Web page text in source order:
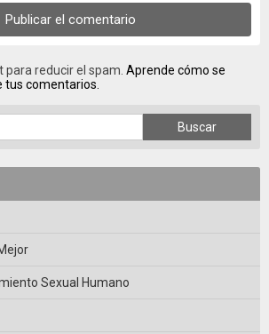
para reducir el spam. Aprende cómo se
tus comentarios.
Sexual Humano